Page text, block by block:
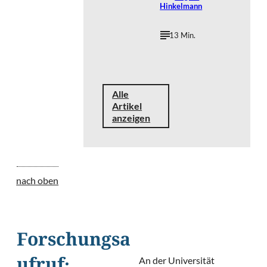
Hinkelmann
13 Min.
Alle
Artikel
anzeigen
nach oben
Forschungsa
An der Universität